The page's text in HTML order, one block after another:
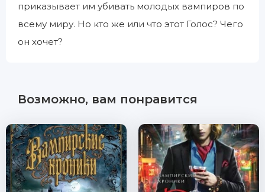
приказывает им убивать молодых вампиров по
всему миру. Но кто же или что этот Голос? Чего
он хочет?
Возможно, вам понравится